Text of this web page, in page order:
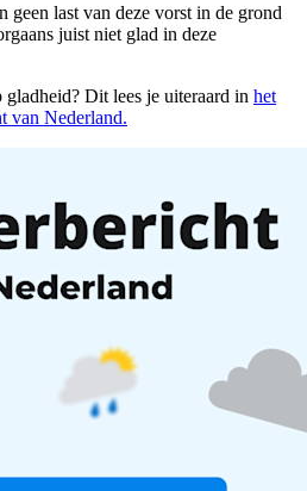
geen last van deze vorst in de grond
juist niet glad in deze
gladheid? Dit lees je uiteraard in het
van Nederland.